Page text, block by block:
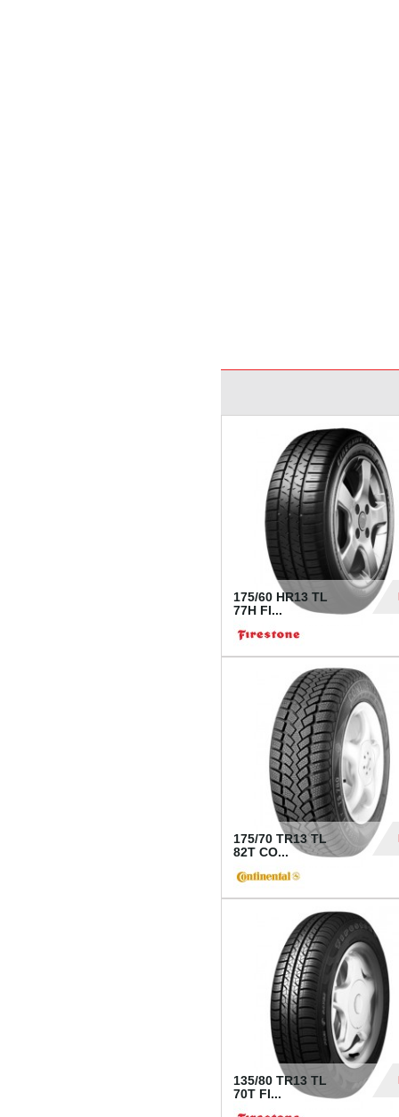
175/60 HR13 TL
77H FI...
175/70 TR13 TL
82T CO...
135/80 TR13 TL
70T FI...